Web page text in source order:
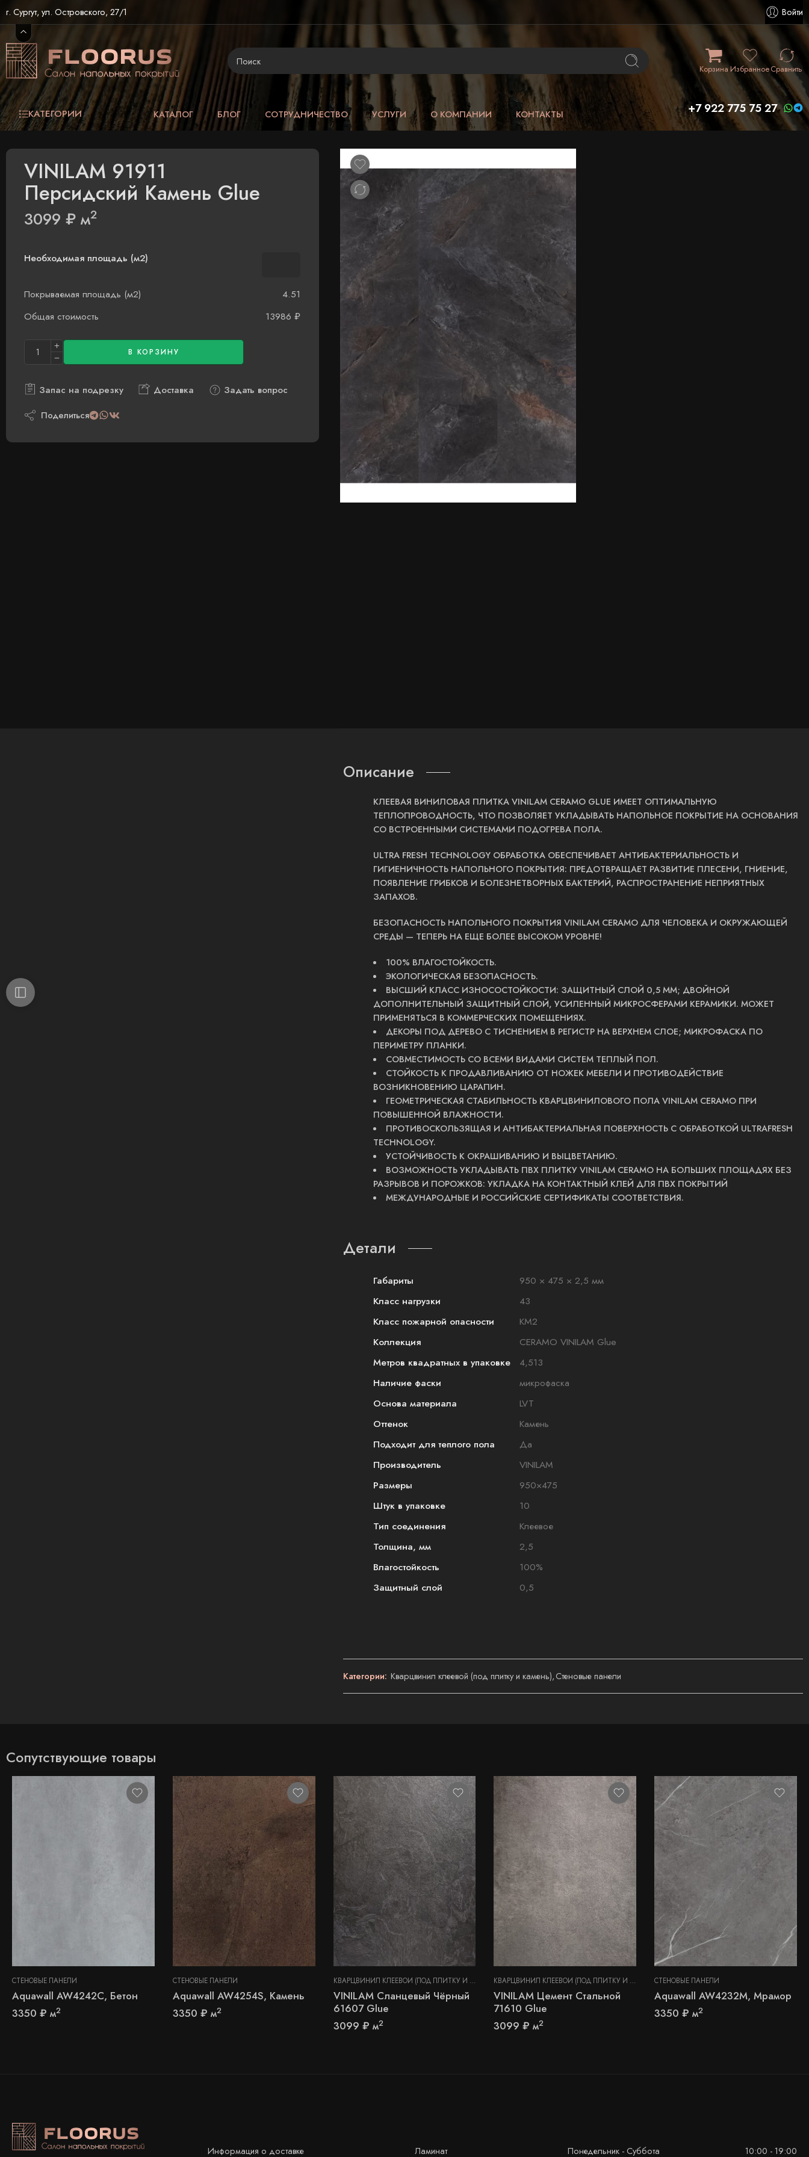
г. Сургут, ул. Островского, 27/1 Войти
КорзинаИзбранноеСравнить
КАТЕГОРИИ КАТАЛОГ БЛОГ СОТРУДНИЧЕСТВО УСЛУГИ О КОМПАНИИ КОНТАКТЫ +7 922 775 75 27
VINILAM 91911
Персидский Камень Glue
3099 ₽ м2
Необходимая площадь (м2)
Покрываемая площадь (м2)
4.51
Общая стоимость
13986 ₽
В КОРЗИНУ
Запас на подрезку Доставка Задать вопрос
Поделиться
Описание
КЛЕЕВАЯ ВИНИЛОВАЯ ПЛИТКА VINILAM CERAMO GLUE ИМЕЕТ ОПТИМАЛЬНУЮ
ТЕПЛОПРОВОДНОСТЬ, ЧТО ПОЗВОЛЯЕТ УКЛАДЫВАТЬ НАПОЛЬНОЕ ПОКРЫТИЕ НА ОСНОВАНИЯ
СО ВСТРОЕННЫМИ СИСТЕМАМИ ПОДОГРЕВА ПОЛА.
ULTRA FRESH TECHNOLOGY ОБРАБОТКА ОБЕСПЕЧИВАЕТ АНТИБАКТЕРИАЛЬНОСТЬ И
ГИГИЕНИЧНОСТЬ НАПОЛЬНОГО ПОКРЫТИЯ: ПРЕДОТВРАЩАЕТ РАЗВИТИЕ ПЛЕСЕНИ, ГНИЕНИЕ,
ПОЯВЛЕНИЕ ГРИБКОВ И БОЛЕЗНЕТВОРНЫХ БАКТЕРИЙ, РАСПРОСТРАНЕНИЕ НЕПРИЯТНЫХ
ЗАПАХОВ.
БЕЗОПАСНОСТЬ НАПОЛЬНОГО ПОКРЫТИЯ VINILAM CERAMO ДЛЯ ЧЕЛОВЕКА И ОКРУЖАЮЩЕЙ
СРЕДЫ — ТЕПЕРЬ НА ЕЩЕ БОЛЕЕ ВЫСОКОМ УРОВНЕ!
100% ВЛАГОСТОЙКОСТЬ.
ЭКОЛОГИЧЕСКАЯ БЕЗОПАСНОСТЬ.
ВЫСШИЙ КЛАСС ИЗНОСОСТОЙКОСТИ: ЗАЩИТНЫЙ СЛОЙ 0,5 ММ; ДВОЙНОЙ
ДОПОЛНИТЕЛЬНЫЙ ЗАЩИТНЫЙ СЛОЙ, УСИЛЕННЫЙ МИКРОСФЕРАМИ КЕРАМИКИ. МОЖЕТ
ПРИМЕНЯТЬСЯ В КОММЕРЧЕСКИХ ПОМЕЩЕНИЯХ.
ДЕКОРЫ ПОД ДЕРЕВО С ТИСНЕНИЕМ В РЕГИСТР НА ВЕРХНЕМ СЛОЕ; МИКРОФАСКА ПО
ПЕРИМЕТРУ ПЛАНКИ.
СОВМЕСТИМОСТЬ СО ВСЕМИ ВИДАМИ СИСТЕМ ТЕПЛЫЙ ПОЛ.
СТОЙКОСТЬ К ПРОДАВЛИВАНИЮ ОТ НОЖЕК МЕБЕЛИ И ПРОТИВОДЕЙСТВИЕ
ВОЗНИКНОВЕНИЮ ЦАРАПИН.
ГЕОМЕТРИЧЕСКАЯ СТАБИЛЬНОСТЬ КВАРЦВИНИЛОВОГО ПОЛА VINILAM CERAMO ПРИ
ПОВЫШЕННОЙ ВЛАЖНОСТИ.
ПРОТИВОСКОЛЬЗЯЩАЯ И АНТИБАКТЕРИАЛЬНАЯ ПОВЕРХНОСТЬ С ОБРАБОТКОЙ ULTRAFRESH
TECHNOLOGY.
УСТОЙЧИВОСТЬ К ОКРАШИВАНИЮ И ВЫЦВЕТАНИЮ.
ВОЗМОЖНОСТЬ УКЛАДЫВАТЬ ПВХ ПЛИТКУ VINILAM CERAMO НА БОЛЬШИХ ПЛОЩАДЯХ БЕЗ
РАЗРЫВОВ И ПОРОЖКОВ: УКЛАДКА НА КОНТАКТНЫЙ КЛЕЙ ДЛЯ ПВХ ПОКРЫТИЙ
МЕЖДУНАРОДНЫЕ И РОССИЙСКИЕ СЕРТИФИКАТЫ СООТВЕТСТВИЯ.
Детали
Габариты
950 × 475 × 2,5 мм
Класс нагрузки
43
Класс пожарной опасности
КМ2
Коллекция
CERAMO VINILAM Glue
Метров квадратных в упаковке
4,513
Наличие фаски
микрофаска
Основа материала
LVT
Оттенок
Камень
Подходит для теплого пола
Да
Производитель
VINILAM
Размеры
950×475
Штук в упаковке
10
Тип соединения
Клеевое
Толщина, мм
2,5
Влагостойкость
100%
Защитный слой
0,5
Категории: Кварцвинил клеевой (под плитку и камень),Стеновые панели
Сопутствующие товары
СТЕНОВЫЕ ПАНЕЛИ
Aquawall AW4242C, Бетон
3350 ₽ м2
СТЕНОВЫЕ ПАНЕЛИ
Aquawall AW4254S, Камень
3350 ₽ м2
КВАРЦВИНИЛ КЛЕЕВОЙ (ПОД ПЛИТКУ И КАМЕНЬ) ,СТЕНОВЫЕ ПАНЕЛИ
VINILAM Сланцевый Чёрный
61607 Glue
3099 ₽ м2
КВАРЦВИНИЛ КЛЕЕВОЙ (ПОД ПЛИТКУ И КАМЕНЬ) ,СТЕНОВЫЕ ПАНЕЛИ
VINILAM Цемент Стальной
71610 Glue
3099₽ м2
СТЕНОВЫЕ ПАНЕЛИ
Aquawall AW4232M, Мрамор
3350₽ м2
Информация о доставке Ламинат Понедельник - Суббота 10:00 - 19:00